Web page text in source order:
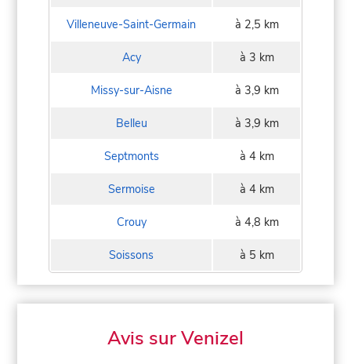
Villeneuve-Saint-Germain à 2,5 km
Acy à 3 km
Missy-sur-Aisne à 3,9 km
Belleu à 3,9 km
Septmonts à 4 km
Sermoise à 4 km
Crouy à 4,8 km
Soissons à 5 km
Avis sur Venizel